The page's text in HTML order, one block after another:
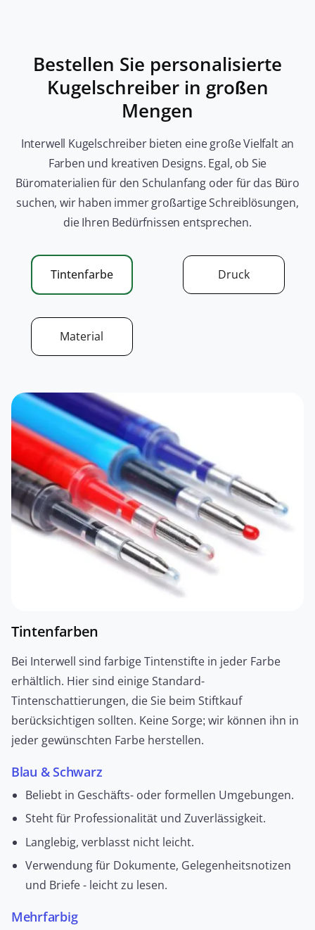
JETZT ANFRAGEN
Diamantstift
Verfügt über riesige Imitationsdiamanten in ihren
Designs. Diamantstifte sind beliebt für diejenigen,
die ihren Schreibgeräten einen Hauch von Glanz
und Glamour hinzufügen möchten.
JETZT ANFRAGEN
LGBT Gay Pen
Gemeinschaft. Die LGBTQ+-Bewegung wird in
Regenbogenfarben und anderen Symbolen auf
diesen Stiften dargestellt. Geben Sie diese weiter
oder verkaufen Sie diese, um LGBT-Gruppen und -
Ursachen zu unterstützen.
JETZT ANFRAGEN
Metallstifte sind aufgrund ihrer Robustheit,
hochwertige Schreibgeräte. Üblicherweise sind sie
aus Edelstahl oder Aluminium gefertigt.
JETZT ANFRAGEN
Top Secret UV-Lichtstift
Verfügt über UV-Licht und UV-empfindliche Tinte.
Damit ist es möglich, vertrauliche Informationen zu
lesen oder zu sehen. Für zusätzlichen Schutz
können Sie es verwenden, um auf Dokumenten
oder Währungen unsichtbare Markierungen zu
Bestellen Sie personalisierte
Kugelschreiber in großen
Mengen
Interwell Kugelschreiber bieten eine große Vielfalt an
Farben und kreativen Designs. Egal, ob Sie
Büromaterialien für den Schulanfang oder für das Büro
suchen, wir haben immer großartige Schreiblösungen,
die Ihren Bedürfnissen entsprechen.
Tintenfarbe Druck
Material
Tintenfarben
Bei Interwell sind farbige Tintenstifte in jeder Farbe
erhältlich. Hier sind einige Standard-
Tintenschattierungen, die Sie beim Stiftkauf
berücksichtigen sollten. Keine Sorge; wir können ihn in
jeder gewünschten Farbe herstellen.
Blau & Schwarz
Beliebt in Geschäfts- oder formellen Umgebungen.
Steht für Professionalität und Zuverlässigkeit.
Langlebig, verblasst nicht leicht.
Verwendung für Dokumente, Gelegenheitsnotizen
und Briefe - leicht zu lesen.
Mehrfarbig